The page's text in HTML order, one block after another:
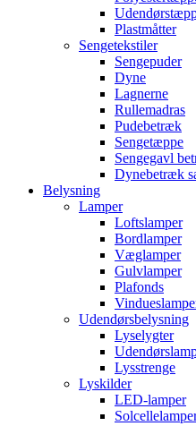
Plastmåtter
Sengetekstiler
Sengepuder
Dyne
Lagnerne
Rullemadras
Pudebetræk
Sengetæppe
Sengegavl
Dynebetræk
Belysning
Lamper
Loftslamper
Bordlamper
Væglamper
Gulvlamper
Plafonds
Udendørsbelysning
Lyselygter
Lysstrenge
Lyskilder
LED-lamper